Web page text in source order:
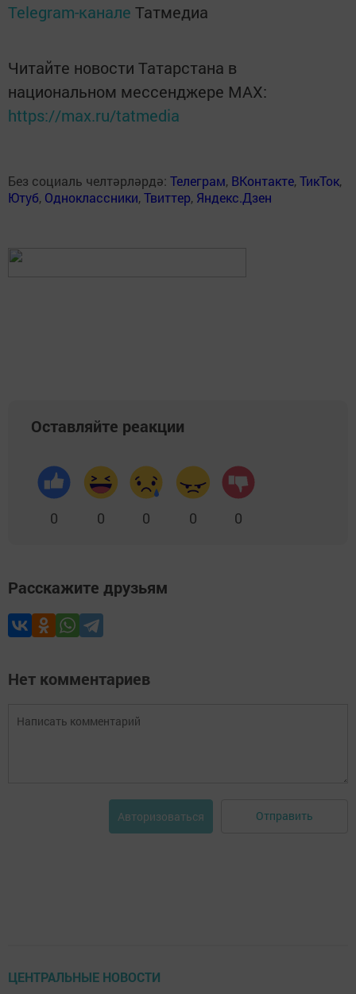
Telegram-канале Татмедиа
Читайте новости Татарстана в
национальном мессенджере MАХ:
https://max.ru/tatmedia
Без социаль челтәрләрдә: Телеграм, ВКонтакте,ТикТок,
Ютуб, Одноклассники,Твиттер, Яндекс.Дзен
Оставляйте реакции
0 0 0 0 0
Расскажите друзьям
Нет комментариев
Авторизоваться Отправить
ЦЕНТРАЛЬНЫЕ НОВОСТИ